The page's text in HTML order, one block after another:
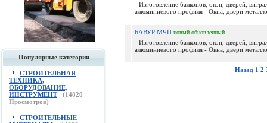
Популярные категории
СТРОИТЕЛЬНАЯ
ТЕХНИКА,
ОБОРУДОВАНИЕ,
ИНСТРУМЕНТ
(14820
Просмотров)
СТРОИТЕЛЬНЫЕ
- Изготовление балконов, окон, дверей,
алюминиевого профиля - Окна, двери
БАВУР МЧП новый обновленный
- Изготовление балконов, окон, дверей,
алюминиевого профиля - Окна, двери
Назад 1 2